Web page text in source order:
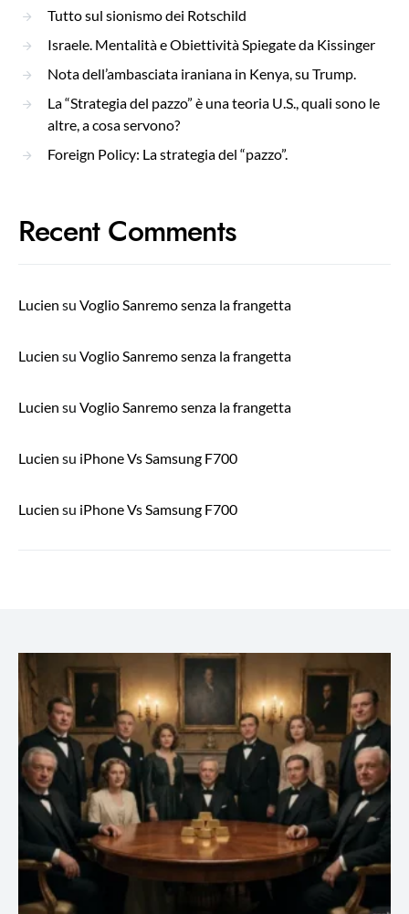
Tutto sul sionismo dei Rotschild
Israele. Mentalità e Obiettività Spiegate da Kissinger
Nota dell’ambasciata iraniana in Kenya, su Trump.
La “Strategia del pazzo” è una teoria U.S., quali sono le
altre, a cosa servono?
Foreign Policy: La strategia del “pazzo”.
Recent Comments
Lucien su Voglio Sanremo senza la frangetta
Lucien su Voglio Sanremo senza la frangetta
Lucien su Voglio Sanremo senza la frangetta
Lucien su iPhone Vs Samsung F700
Lucien su iPhone Vs Samsung F700